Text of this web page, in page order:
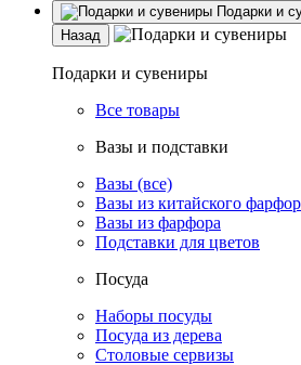
Подарки и
Назад
Подарки и сувениры
Все товары
Вазы и подставки
Вазы (все)
Вазы из китайского
Вазы из фарфора
Подставки для цветов
Посуда
Наборы посуды
Посуда из дерева
Столовые сервизы